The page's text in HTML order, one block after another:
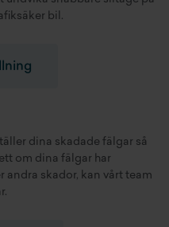
däck – inklusive
och dubbdäck. Våra
för din bilmodell och
bil.
dina skadade fälgar så
om dina fälgar har
andra skador, kan vårt team